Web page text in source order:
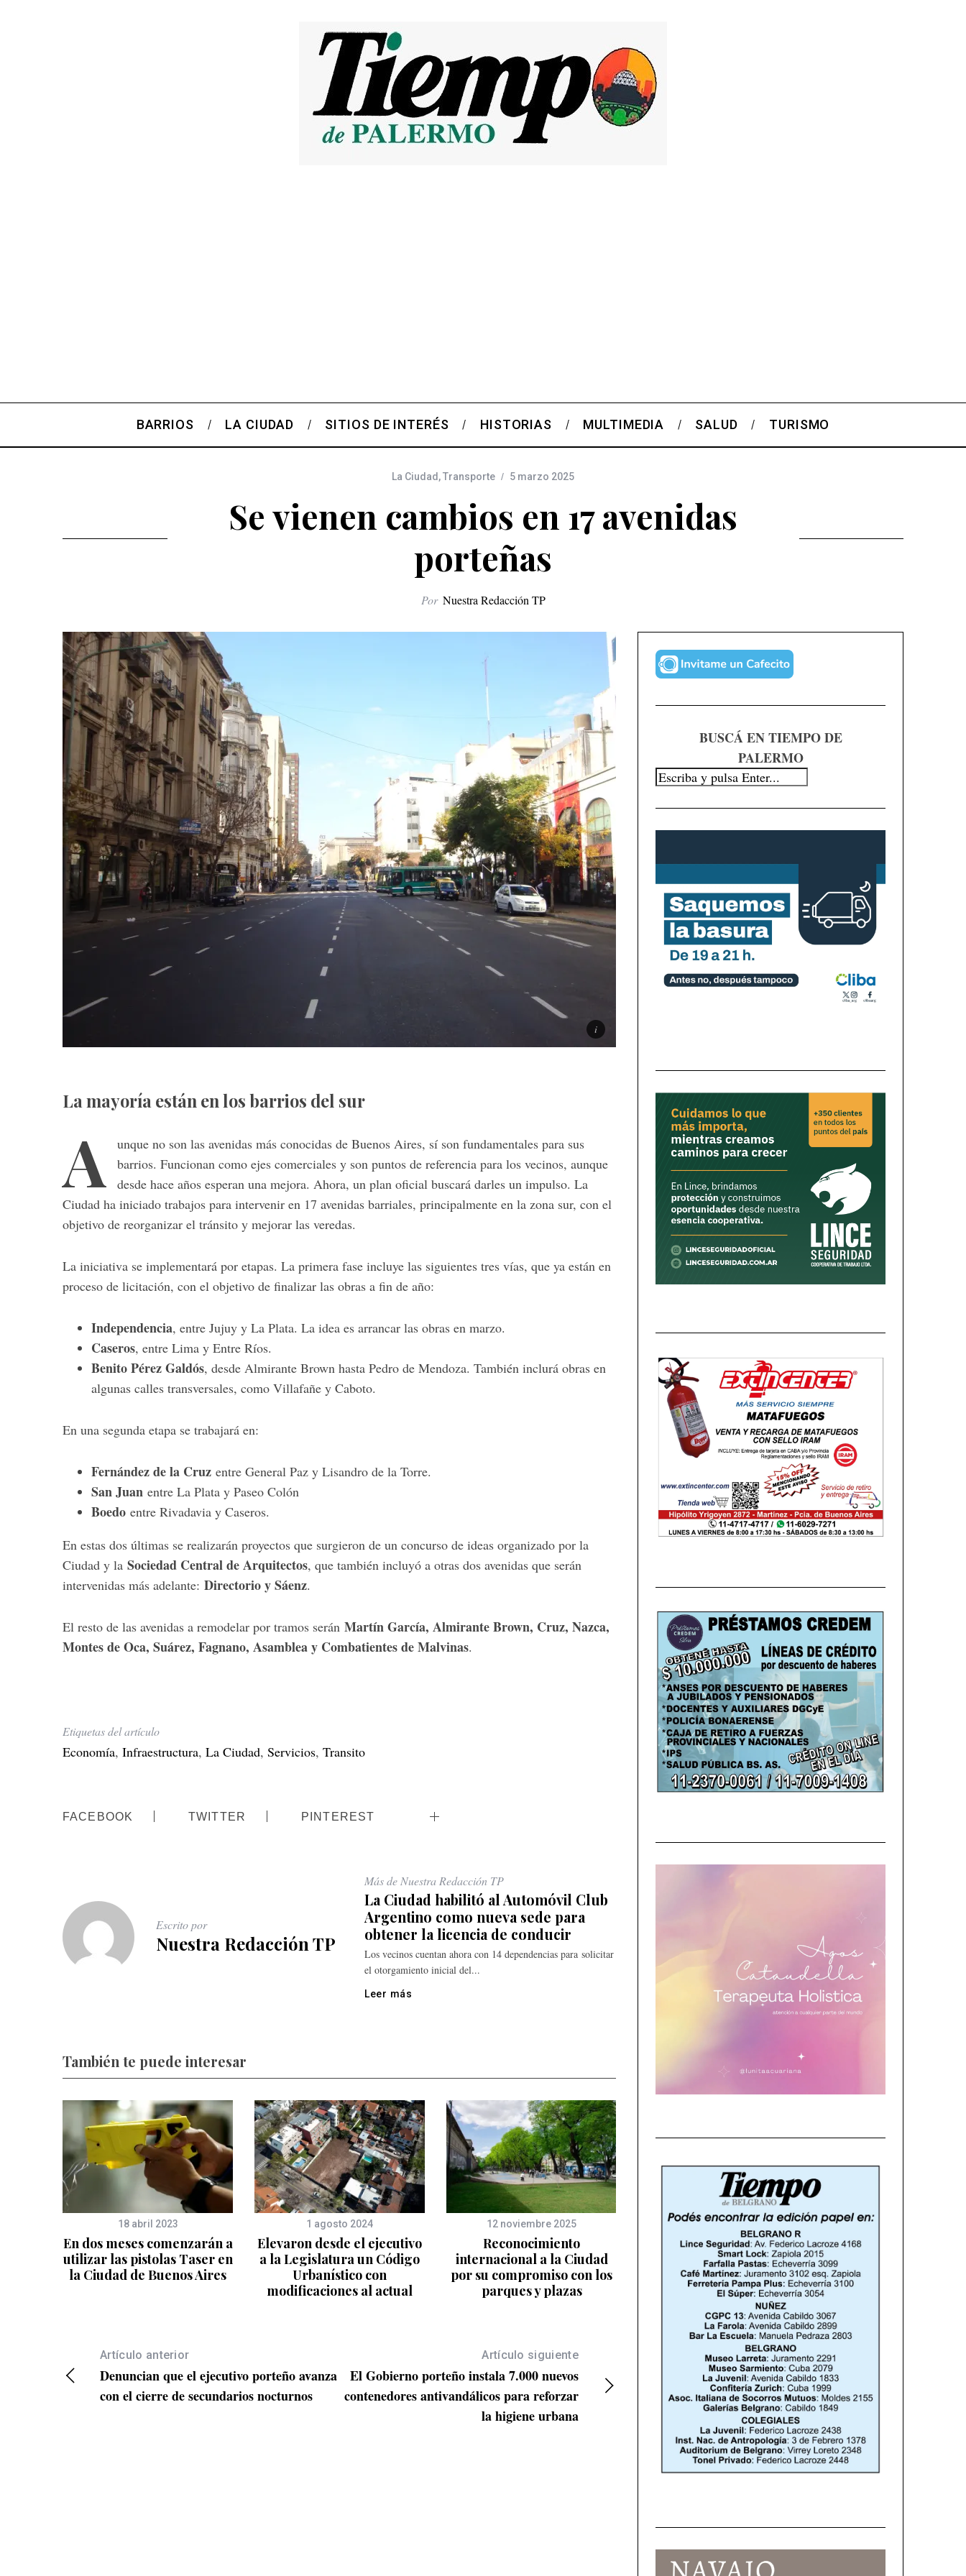
BARRIOS LA CIUDAD SITIOS DE INTERÉS HISTORIAS MULTIMEDIA SALUD TURISMO
La Ciudad ,Transporte 5 marzo 2025
Se vienen cambios en 17 avenidas
porteñas
Por Nuestra Redacción TP
La mayoría están en los barrios del sur
A
unque no son las avenidas más conocidas de Buenos Aires, sí son fundamentales para sus
barrios. Funcionan como ejes comerciales y son puntos de referencia para los vecinos, aunque
desde hace años esperan una mejora. Ahora, un plan oficial buscará darles un impulso. La
Ciudad ha iniciado trabajos para intervenir en 17 avenidas barriales, principalmente en la zona sur, con el
objetivo de reorganizar el tránsito y mejorar las veredas.
La iniciativa se implementará por etapas. La primera fase incluye las siguientes tres vías, que ya están en
proceso de licitación, con el objetivo de finalizar las obras a fin de año:
Independencia, entre Jujuy y La Plata. La idea es arrancar las obras en marzo.
Caseros, entre Lima y Entre Ríos.
Benito Pérez Galdós, desde Almirante Brown hasta Pedro de Mendoza. También inclurá obras en
algunas calles transversales, como Villafañe y Caboto.
En una segunda etapa se trabajará en:
Fernández de la Cruz entre General Paz y Lisandro de la Torre.
San Juan entre La Plata y Paseo Colón
Boedo entre Rivadavia y Caseros.
En estas dos últimas se realizarán proyectos que surgieron de un concurso de ideas organizado por la
Ciudad y la Sociedad Central de Arquitectos, que también incluyó a otras dos avenidas que serán
intervenidas más adelante: Directorio y Sáenz.
El resto de las avenidas a remodelar por tramos serán Martín García, Almirante Brown, Cruz, Nazca,
Montes de Oca, Suárez, Fagnano, Asamblea y Combatientes de Malvinas.
Etiquetas del artículo
Economía, Infraestructura, La Ciudad, Servicios, Transito
FACEBOOK TWITTER PINTEREST
Escrito por
Nuestra Redacción TP
Más de Nuestra Redacción TP
La Ciudad habilitó al Automóvil Club
Argentino como nueva sede para
obtener la licencia de conducir
Los vecinos cuentan ahora con 14 dependencias para solicitar
el otorgamiento inicial del...
Leer más
También te puede interesar
18 abril 2023
En dos meses comenzarán a
utilizar las pistolas Taser en
la Ciudad de Buenos Aires
1 agosto 2024
Elevaron desde el ejecutivo
a la Legislatura un Código
Urbanístico con
modificaciones al actual
12 noviembre 2025
Reconocimiento
internacional a la Ciudad
por su compromiso con los
parques y plazas
Artículo anterior
Denuncian que el ejecutivo porteño avanza
con el cierre de secundarios nocturnos
Artículo siguiente
El Gobierno porteño instala 7.000 nuevos
contenedores antivandálicos para reforzar
la higiene urbana
BUSCÁ EN TIEMPO DE
PALERMO
e
a
o
r